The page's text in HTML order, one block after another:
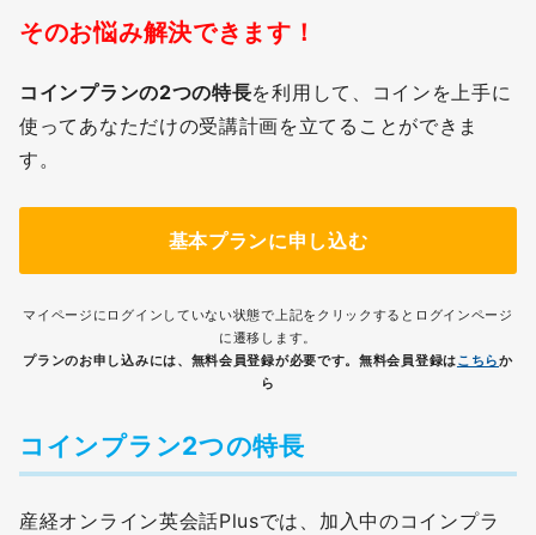
そのお悩み解決できます！
コインプランの2つの特長を利用して、コインを上手に
使ってあなただけの受講計画を立てることができま
す。
基本プランに申し込む
マイページにログインしていない状態で上記をクリックするとログインページ
に遷移します。
プランのお申し込みには、無料会員登録が必要です。無料会員登録はこちらか
ら
コインプラン2つの特長
産経オンライン英会話Plusでは、加入中のコインプラ